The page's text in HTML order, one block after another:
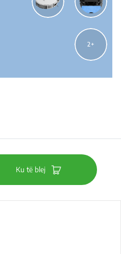
2
Ku të blej